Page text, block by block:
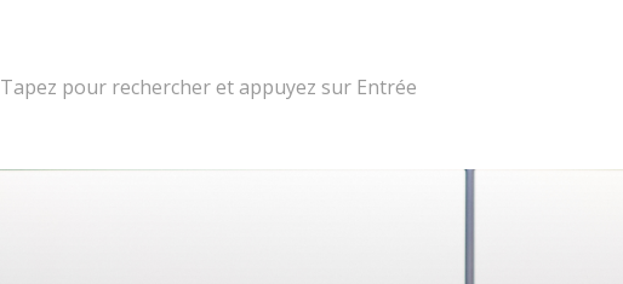
Tapez pour rechercher et appuyez sur Entrée